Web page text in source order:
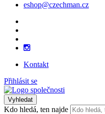
eshop@czechman.cz
Kontakt
Přihlásit se
Vyhledat
Kdo hledá, ten najde